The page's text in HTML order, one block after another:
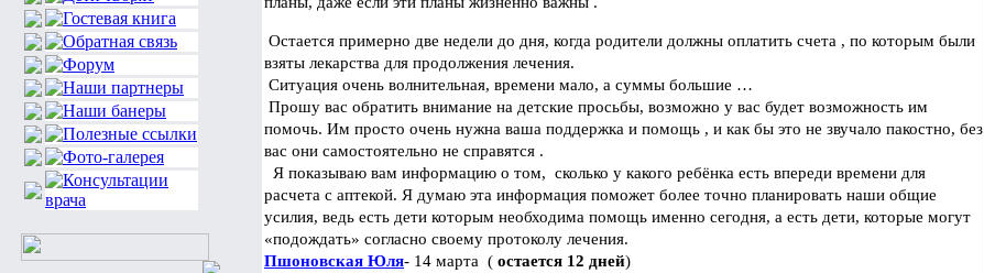
Остается примерно две недели до дня, когда родители должны оплатить счета , по которым были
взяты лекарства для продолжения лечения.
Ситуация очень волнительная, времени мало, а суммы большие …
Прошу вас обратить внимание на детские просьбы, возможно у вас будет возможность им
помочь. Им просто очень нужна ваша поддержка и помощь , и как бы это не звучало пакостно, без
вас они самостоятельно не справятся .
Я показываю вам информацию о том,  сколько у какого ребёнка есть впереди времени для
расчета с аптекой. Я думаю эта информация поможет более точно планировать наши общие
усилия, ведь есть дети которым необходима помощь именно сегодня, а есть дети, которые могут
«подождать» согласно своему протоколу лечения.
Пшоновская Юля- 14 марта  ( остается 12 дней)